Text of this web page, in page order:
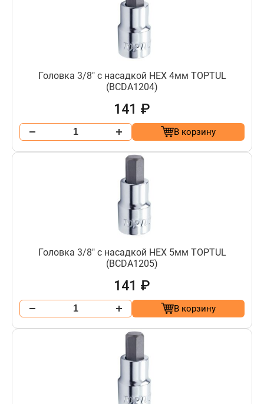
Головка 3/8" с насадкой HEX 4мм TOPTUL
(BCDA1204)
141 ₽
В корзину
Головка 3/8" с насадкой HEX 5мм TOPTUL
(BCDA1205)
141 ₽
В корзину